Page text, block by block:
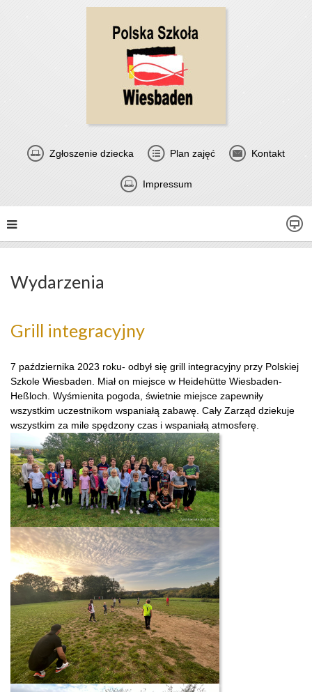
Zgłoszenie dziecka Plan zajęć Kontakt
Impressum
Wydarzenia
Grill integracyjny
7 października 2023 roku- odbył się grill integracyjny przy Polskiej
Szkole Wiesbaden. Miał on miejsce w Heidehütte Wiesbaden-
Heßloch. Wyśmienita pogoda, świetnie miejsce zapewniły
wszystkim uczestnikom wspaniałą zabawę. Cały Zarząd dziekuje
wszystkim za mile spędzony czas i wspaniałą atmosferę.